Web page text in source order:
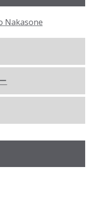
Nakasone